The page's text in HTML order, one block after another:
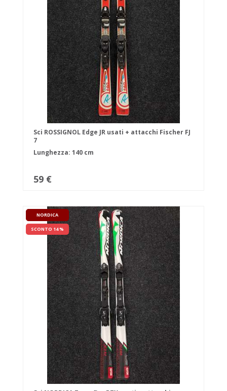
Sci ROSSIGNOL Edge JR usati + attacchi Fischer FJ
7
Lunghezza: 140 cm
59 €
NORDICA
SCONTO 14 %